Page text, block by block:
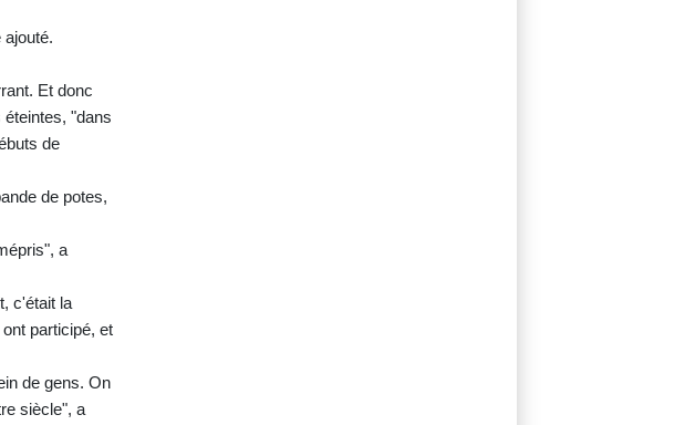
ajouté.
Et donc
"dans
de
de potes,
a
c'était la
participé, et
de gens. On
siècle", a